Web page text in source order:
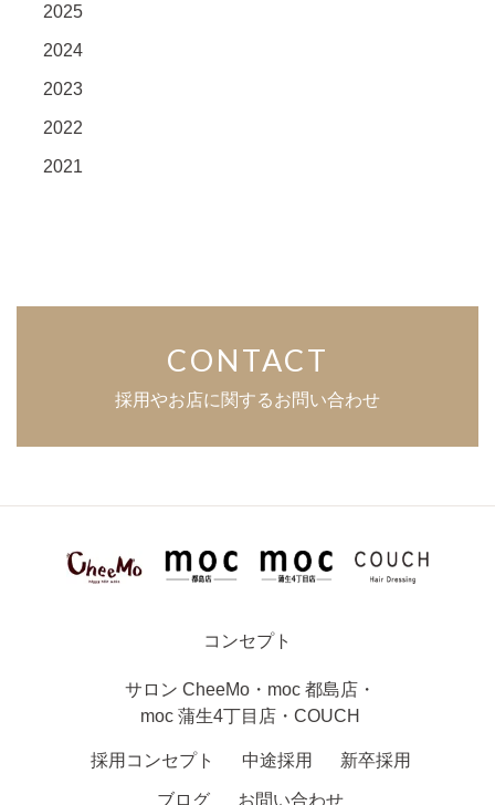
2025
2024
2023
2022
2021
CONTACT
採用やお店に関するお問い合わせ
コンセプト
サロン CheeMo ・ moc 都島店 ・
moc 蒲生4丁目店 ・ COUCH
採用コンセプト 中途採用 新卒採用
ブログ お問い合わせ